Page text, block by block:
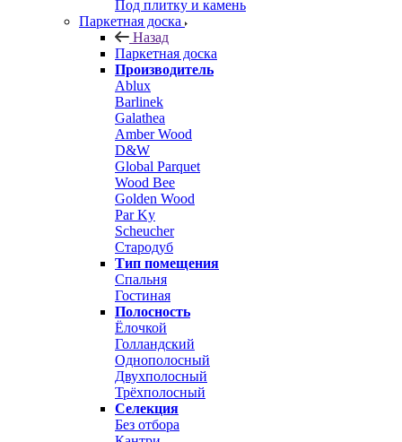
Под плитку и камень
Паркетная доска
Назад
Паркетная доска
Производитель
Ablux
Barlinek
Galathea
Amber Wood
D&W
Global Parquet
Wood Bee
Golden Wood
Par Ky
Scheucher
Стародуб
Тип помещения
Спальня
Гостиная
Полосность
Ёлочкой
Голландский
Однополосный
Двухполосный
Трёхполосный
Селекция
Без отбора